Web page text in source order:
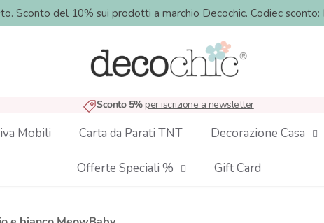
Sconto del 10% sui prodotti a marchio Decochic. Codiec sconto:
Sconto 5%per iscrizione a newsletter
Mobili Carta da Parati TNT Decorazione Casa
Offerte Speciali % Gift Card